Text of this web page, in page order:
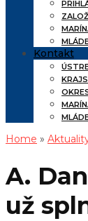
Kontakt
Home »
A.
už